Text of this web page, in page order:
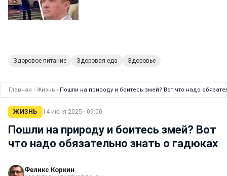
Здоровое питание Здоровая еда Здоровье
Главная › Жизнь › Пошли на природу и боитесь змей? Вот что надо
ЖИЗНЬ 14 июня 2025 · 09:00
Пошли на природу и боитесь змей? Вот
что надо обязательно знать о гадюках
Феликс Коркин